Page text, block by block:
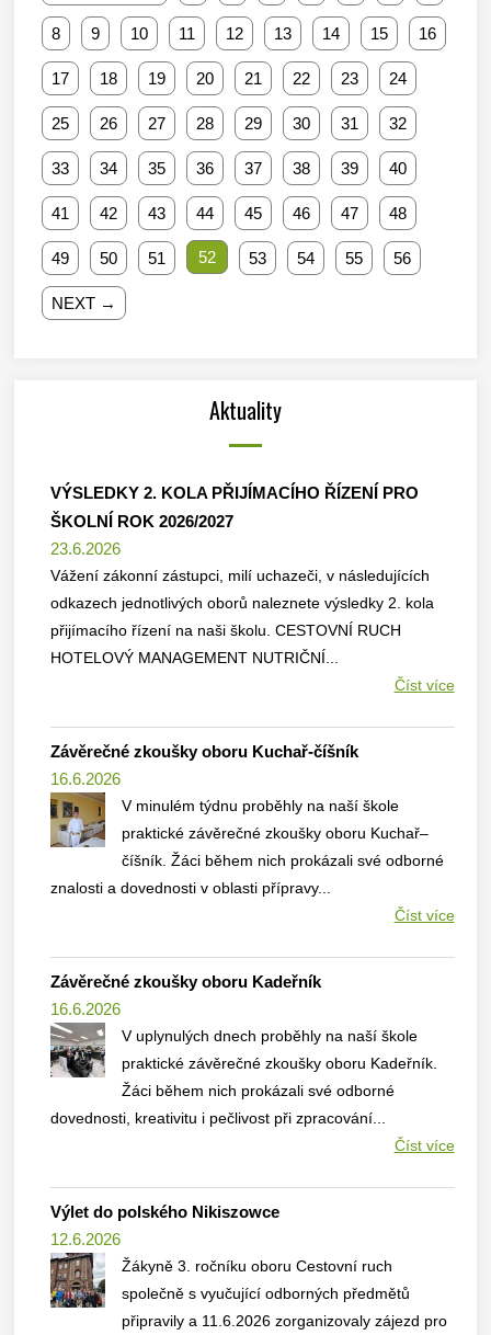
8 9 10 11 12 13 14 15 16
17 18 19 20 21 22 23 24
25 26 27 28 29 30 31 32
33 34 35 36 37 38 39 40
41 42 43 44 45 46 47 48
49 50 51 52 53 54 55 56
NEXT →
Aktuality
VÝSLEDKY 2. KOLA PŘIJÍMACÍHO ŘÍZENÍ PRO
ŠKOLNÍ ROK 2026/2027
23.6.2026
Vážení zákonní zástupci, milí uchazeči, v následujících
odkazech jednotlivých oborů naleznete výsledky 2. kola
přijímacího řízení na naši školu. CESTOVNÍ RUCH
HOTELOVÝ MANAGEMENT NUTRIČNÍ...
Číst více
Závěrečné zkoušky oboru Kuchař-číšník
16.6.2026
V minulém týdnu proběhly na naší škole
praktické závěrečné zkoušky oboru Kuchař–
číšník. Žáci během nich prokázali své odborné
znalosti a dovednosti v oblasti přípravy...
Číst více
Závěrečné zkoušky oboru Kadeřník
16.6.2026
V uplynulých dnech proběhly na naší škole
praktické závěrečné zkoušky oboru Kadeřník.
Žáci během nich prokázali své odborné
dovednosti, kreativitu i pečlivost při zpracování...
Číst více
Výlet do polského Nikiszowce
12.6.2026
Žákyně 3. ročníku oboru Cestovní ruch
společně s vyučující odborných předmětů
připravily a 11.6.2026 zorganizovaly zájezd pro